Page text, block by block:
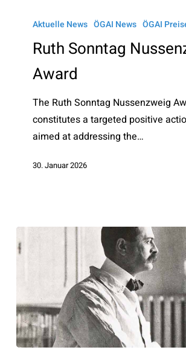
Sonntag
Nussenzweig
Award
Aktuelle News ÖGAI News ÖGAI
Ruth Sonntag
Award
The Ruth Sonntag Nussenzweig
constitutes a targeted positive
aimed at addressing the…
30. Januar 2026